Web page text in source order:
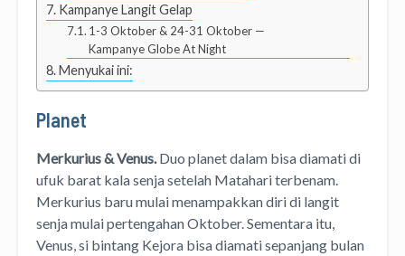
Kampanye Langit Gelap
1-3 Oktober & 24-31 Oktober —
Kampanye Globe At Night
Menyukai ini:
Planet
Merkurius & Venus.Duo planet dalam bisa diamati di
ufuk barat kala senja setelah Matahari terbenam.
Merkurius baru mulai menampakkan diri di langit
senja mulai pertengahan Oktober. Sementara itu,
Venus, si bintang Kejora bisa diamati sepanjang bulan